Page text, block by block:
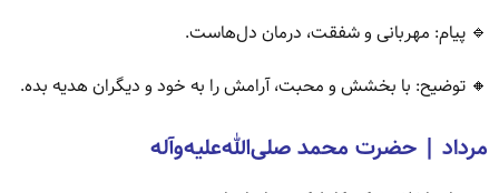
🔹 پیام: مهربانی و شفقت، درمان دل‌هاست.
🔸 توضیح: با بخشش و محبت، آرامش را به خود و دیگران هدیه بده.
مرداد | حضرت محمد صلی‌الله‌علیه‌وآله